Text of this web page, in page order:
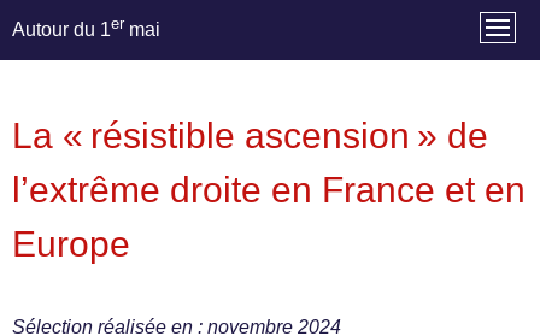
Autour du 1er mai
La « résistible ascension » de
l’extrême droite en France et en
Europe
Sélection réalisée en : novembre 2024